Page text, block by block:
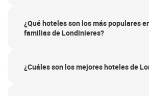
¿Qué hoteles son los más populares
familias de Londinieres?
¿Cuáles son los mejores hoteles de